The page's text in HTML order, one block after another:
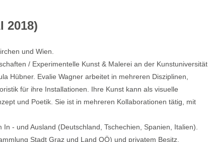
2018)
und Wien.
/ Experimentelle Kunst & Malerei an der Kunstuniversität
Hübner. Evalie Wagner arbeitet in mehreren Disziplinen,
für ihre Installationen. Ihre Kunst kann als visuelle
und Poetik. Sie ist in mehreren Kollaborationen tätig, mit
- und Ausland (Deutschland, Tschechien, Spanien, Italien).
Stadt Graz und Land OÖ) und privatem Besitz.